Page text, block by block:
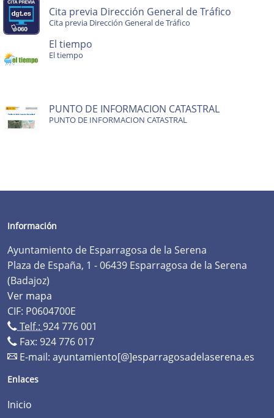
Cita previa Dirección General de Tráfico
Cita previa Dirección General de Tráfico
El tiempo
El tiempo
PUNTO DE INFORMACION CATASTRAL
PUNTO DE INFORMACION CATASTRAL
Información
Ayuntamiento de Esparragosa de la Serena
Plaza de España, 1 - 06439 Esparragosa de la Serena
(Badajoz)
Ver mapa
CIF: P0604700E
Telf.: 924 776 001
Fax: 924 776 017
E-mail: ayuntamiento[@]esparragosadelaserena.es
Enlaces
Inicio